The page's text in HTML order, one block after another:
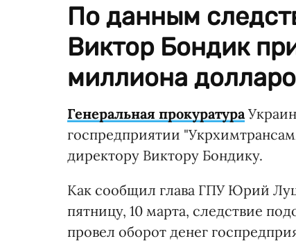
По данным
Виктор Бондик
миллиона
Генеральная прокуратура
госпредприятии
директору Виктору Бондику.
Как сообщил глава ГПУ Юрий
пятницу, 10 марта, следствие
провел оборот денег